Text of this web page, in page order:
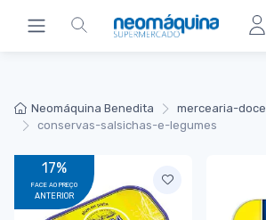
Neomáquina Benedita
mercearia-doce
conservas-salsichas-e-legumes
17%
FACE AO PREÇO
ANTERIOR